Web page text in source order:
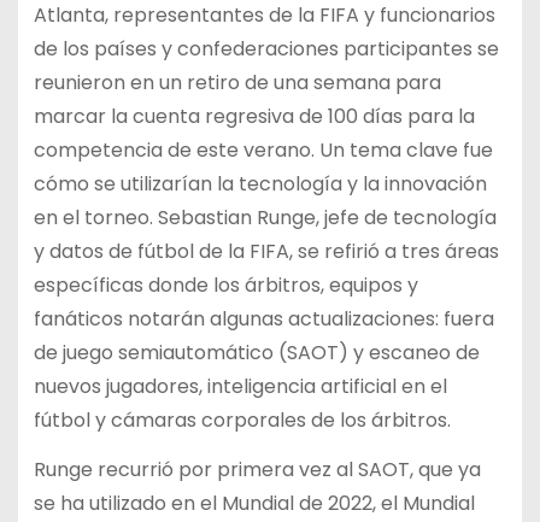
Atlanta, representantes de la FIFA y funcionarios
de los países y confederaciones participantes se
reunieron en un retiro de una semana para
marcar la cuenta regresiva de 100 días para la
competencia de este verano. Un tema clave fue
cómo se utilizarían la tecnología y la innovación
en el torneo. Sebastian Runge, jefe de tecnología
y datos de fútbol de la FIFA, se refirió a tres áreas
específicas donde los árbitros, equipos y
fanáticos notarán algunas actualizaciones: fuera
de juego semiautomático (SAOT) y escaneo de
nuevos jugadores, inteligencia artificial en el
fútbol y cámaras corporales de los árbitros.
Runge recurrió por primera vez al SAOT, que ya
se ha utilizado en el Mundial de 2022, el Mundial